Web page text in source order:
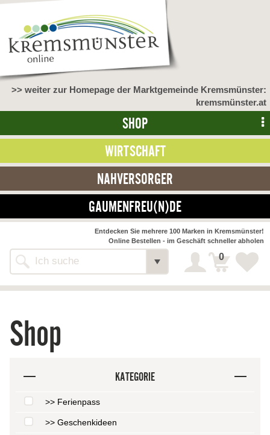
>> weiter zur Homepage der Marktgemeinde Kremsmünster:
kremsmünster.at
SHOP
WIRTSCHAFT
NAHVERSORGER
GAUMENFREU(N)DE
Shop
Entdecken Sie mehrere 100 Marken in Kremsmünster!
Online Bestellen - im Geschäft schneller abholen
0
Shop
KATEGORIE
>> Ferienpass
>> Geschenkideen